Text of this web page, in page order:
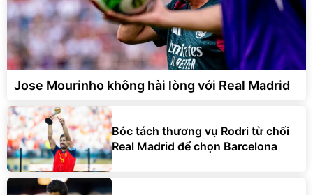
Jose Mourinho không hài lòng với Real Madrid
Bóc tách thương vụ Rodri từ chối
Real Madrid để chọn Barcelona